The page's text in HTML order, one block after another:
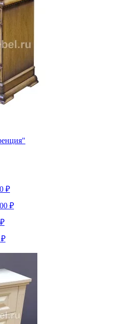
₽
₽
₽